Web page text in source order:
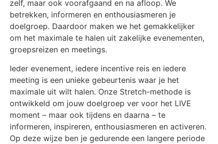
zelf, maar ook voorafgaand en na afloop. We
betrekken, informeren en enthousiasmeren je
doelgroep. Daardoor maken we het gemakkelijker
om het maximale te halen uit zakelijke evenementen,
groepsreizen en meetings.
Ieder evenement, iedere incentive reis en iedere
meeting is een unieke gebeurtenis waar je het
maximale uit wilt halen. Onze Stretch-methode is
ontwikkeld om jouw doelgroep ver voor het LIVE
moment – maar ook tijdens en daarna – te
informeren, inspireren, enthousiasmeren en activeren.
Op deze wijze ben je gedurende een langere periode